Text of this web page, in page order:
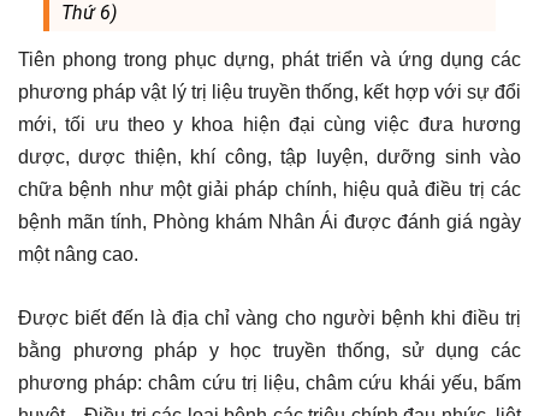
Thứ 6)
Tiên phong trong phục dựng, phát triển và ứng dụng các
phương pháp vật lý trị liệu truyền thống, kết hợp với sự đổi
mới, tối ưu theo y khoa hiện đại cùng việc đưa hương
dược, dược thiện, khí công, tập luyện, dưỡng sinh vào
chữa bệnh như một giải pháp chính, hiệu quả điều trị các
bệnh mãn tính, Phòng khám Nhân Ái được đánh giá ngày
một nâng cao.
Được biết đến là địa chỉ vàng cho người bệnh khi điều trị
bằng phương pháp y học truyền thống, sử dụng các
phương pháp: châm cứu trị liệu, châm cứu khái yếu, bấm